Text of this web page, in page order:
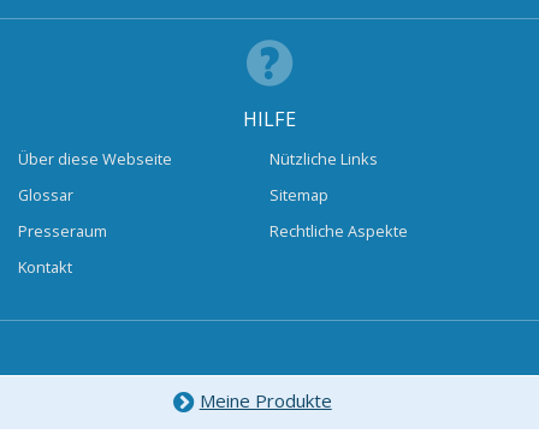
HILFE
Über diese Webseite
Glossar
Presseraum
Kontakt
Nützliche Links
Sitemap
Rechtliche Aspekte
Meine Produkte